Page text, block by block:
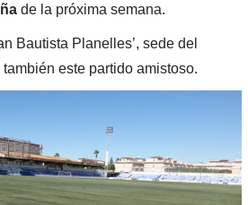
de la próxima semana.
Bautista Planelles’, sede del
este partido amistoso.